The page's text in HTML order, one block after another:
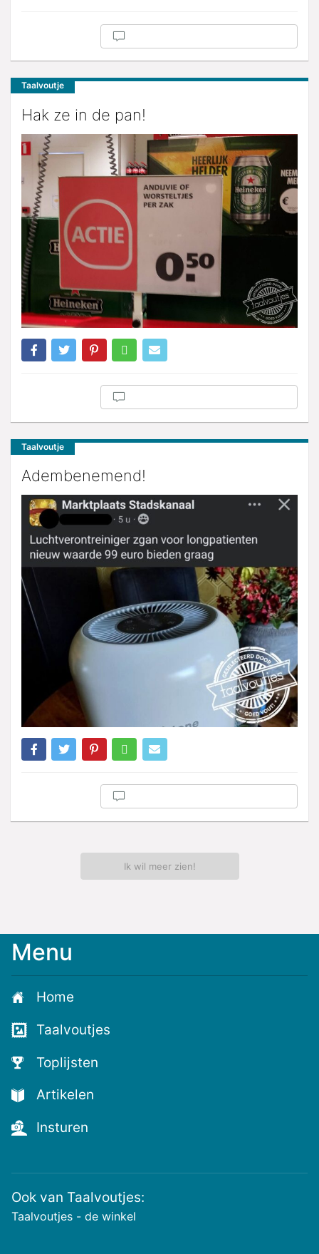
Taalvoutje
Hak ze in de pan!
Taalvoutje
Adembenemend!
Ik wil meer zien!
Menu
Home
Taalvoutjes
Toplijsten
Artikelen
Insturen
Ook van Taalvoutjes:
Taalvoutjes - de winkel